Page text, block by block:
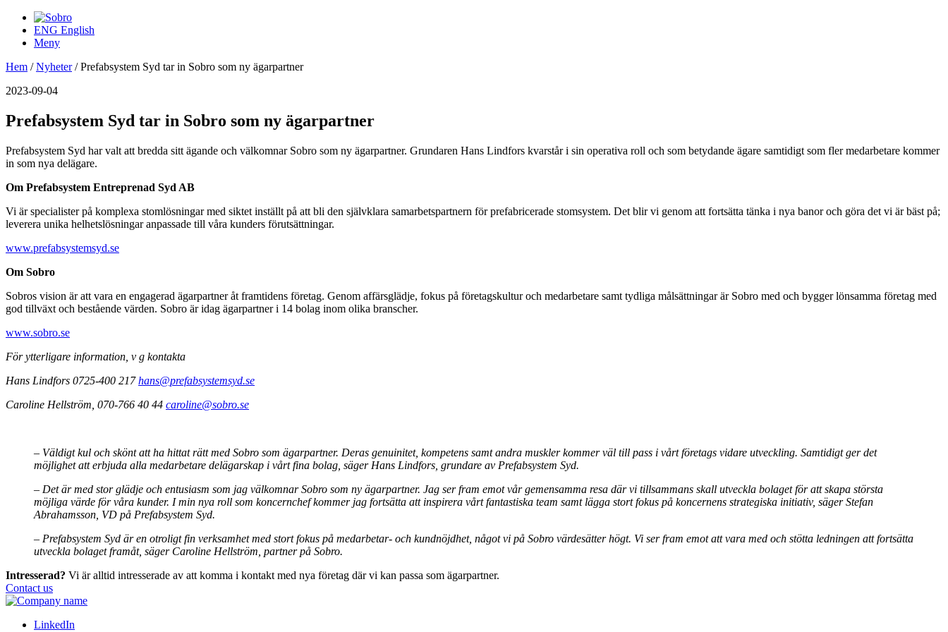
ENG English
Meny
Hem /Nyheter/Prefabsystem Syd tar in Sobro som ny ägarpartner
2023-09-04
Prefabsystem Syd tar in Sobro som ny ägarpartner
Prefabsystem Syd har valt att bredda sitt ägande och välkomnar Sobro som ny ägarpartner. Grundaren Hans Lindfors kvarstår i sin operativa roll och som betydande ägare samtidigt som fler medarbetare kommer
in som nya delägare.
Om Prefabsystem Entreprenad Syd AB
Vi är specialister på komplexa stomlösningar med siktet inställt på att bli den självklara samarbetspartnern för prefabricerade stomsystem. Det blir vi genom att fortsätta tänka i nya banor och göra det vi är bäst på;
leverera unika helhetslösningar anpassade till våra kunders förutsättningar.
www.prefabsystemsyd.se
Om Sobro
Sobros vision är att vara en engagerad ägarpartner åt framtidens företag. Genom affärsglädje, fokus på företagskultur och medarbetare samt tydliga målsättningar är Sobro med och bygger lönsamma företag med
god tillväxt och bestående värden. Sobro är idag ägarpartner i 14 bolag inom olika branscher.
www.sobro.se
För ytterligare information, v g kontakta
Hans Lindfors 0725-400 217hans@prefabsystemsyd.se
Caroline Hellström, 070-766 40 44 caroline@sobro.se
– Väldigt kul och skönt att ha hittat rätt med Sobro som ägarpartner. Deras genuinitet, kompetens samt andra muskler kommer väl till pass i vårt företags vidare utveckling. Samtidigt ger det
möjlighet att erbjuda alla medarbetare delägarskap i vårt fina bolag, säger Hans Lindfors, grundare av Prefabsystem Syd.
– Det är med stor glädje och entusiasm som jag välkomnar Sobro som ny ägarpartner. Jag ser fram emot vår gemensamma resa där vi tillsammans skall utveckla bolaget för att skapa största
möjliga värde för våra kunder. I min nya roll som koncernchef kommer jag fortsätta att inspirera vårt fantastiska team samt lägga stort fokus på koncernens strategiska initiativ, säger Stefan
Abrahamsson, VD på Prefabsystem Syd.
– Prefabsystem Syd är en otroligt fin verksamhet med stort fokus på medarbetar- och kundnöjdhet, något vi på Sobro värdesätter högt. Vi ser fram emot att vara med och stötta ledningen att fortsätta
utveckla bolaget framåt, säger Caroline Hellström, partner på Sobro.
Intresserad? Vi är alltid intresserade av att komma i kontakt med nya företag där vi kan passa som ägarpartner.
Contact us
LinkedIn